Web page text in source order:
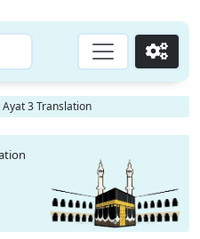
Go
3 Translation